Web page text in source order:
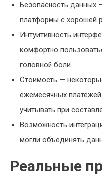
Безопасность данных
платформы с хорошей
Интуитивность
комфортно
головной боли.
Стоимость —
ежемесячных
учитывать при
Возможность
могли объединять
Реальные